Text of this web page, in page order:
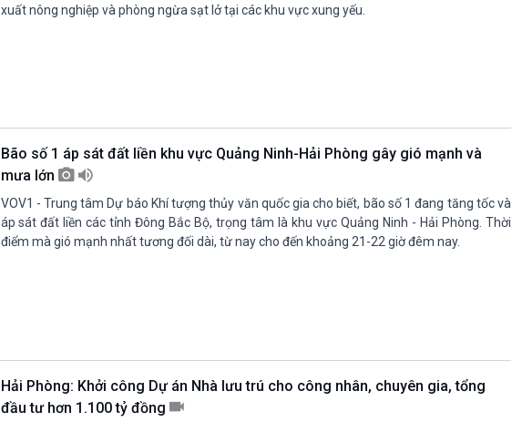
xuất nông nghiệp và phòng ngừa sạt lở tại các khu vực xung yếu.
Bão số 1 áp sát đất liền khu vực Quảng Ninh-Hải Phòng gây gió mạnh và
mưa lớn
VOV1 - Trung tâm Dự báo Khí tượng thủy văn quốc gia cho biết, bão số 1 đang tăng tốc và
áp sát đất liền các tỉnh Đông Bắc Bộ, trọng tâm là khu vực Quảng Ninh - Hải Phòng. Thời
điểm mà gió mạnh nhất tương đối dài, từ nay cho đến khoảng 21-22 giờ đêm nay.
Hải Phòng: Khởi công Dự án Nhà lưu trú cho công nhân, chuyên gia, tổng
đầu tư hơn 1.100 tỷ đồng